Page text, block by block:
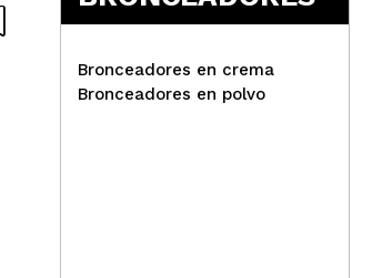
Bronceadores en crema
Bronceadores en polvo